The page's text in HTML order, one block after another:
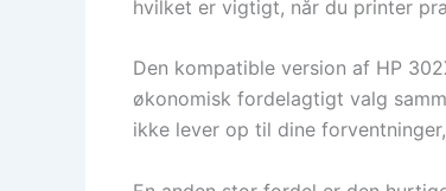
hvilket er vigtigt, når du printer
Den kompatible version af HP
økonomisk fordelagtigt valg
ikke lever op til dine